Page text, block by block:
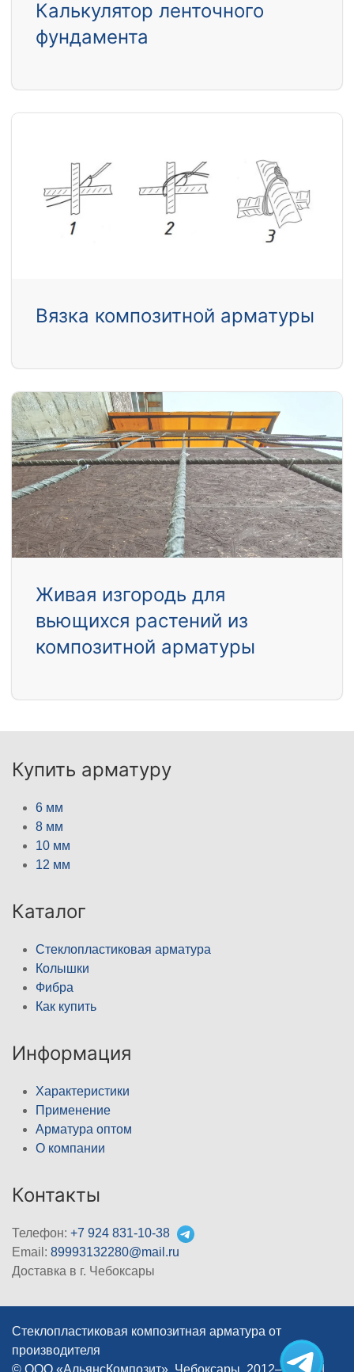
Калькулятор ленточного
фундамента
Вязка композитной арматуры
Живая изгородь для
вьющихся растений из
композитной арматуры
Купить арматуру
6 мм
8 мм
10 мм
12 мм
Каталог
Стеклопластиковая арматура
Колышки
Фибра
Как купить
Информация
Характеристики
Применение
Арматура оптом
О компании
Контакты
Телефон: +7 924 831-10-38
Email: 89993132280@mail.ru
Доставка в г. Чебоксары
Стеклопластиковая композитная арматура от
производителя